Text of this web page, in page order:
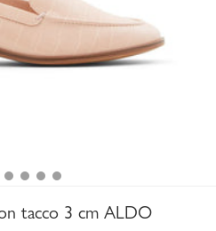
Bambino
tacco 3 cm ALDO